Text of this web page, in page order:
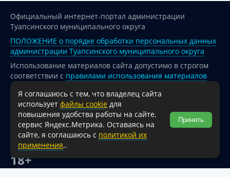
Официальный интернет-портал администрации
Туапсинского муниципального округа
ПОЛОЖЕНИЕ о порядке обработки персональных данных
администрации Туапсинского муниципального округа
Использование материалов сайта допустимо в строгом
соответствии с правилами использования материалов
опубликованных на сайте
При перепечатке и использовании информации ссылка
на источник обязательна.
Для сайтов и страниц сети Интернет обязательна
активная гиперссылка на официальный интернет-портал
администрации Туапсинского муниципального округа.
18+
Я соглашаюсь с тем, что владелец сайта
использует файлы cookie для
повышения удобства работы на сайте,
сервис Яндекс.Метрика. Оставаясь на
сайте, я соглашаюсь с политикой их
применения..
Принять